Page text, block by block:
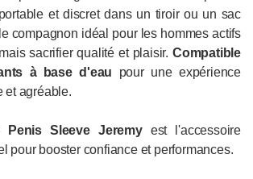
et discret dans un tiroir ou un sac
compagnon idéal pour les hommes actifs
sacrifier qualité et plaisir. Compatible
à base d'eau pour une expérience
et agréable.
Penis Sleeve Jeremyest l'accessoire
pour booster confiance et performances.